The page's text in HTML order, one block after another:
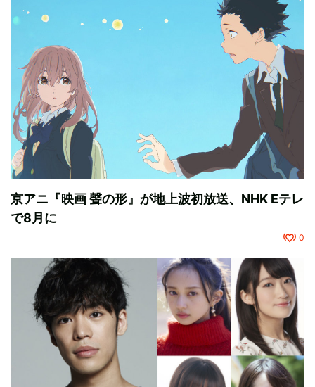
京アニ『映画 聲の形』が地上波初放送、NHK Eテレ
で8月に
0